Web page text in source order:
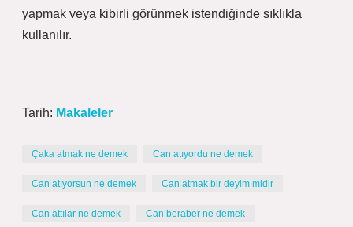
yapmak veya kibirli görünmek istendiğinde sıklıkla
kullanılır.
Tarih: Makaleler
Çaka atmak ne demek Can atıyordu ne demek
Can atıyorsun ne demek Can atmak bir deyim midir
Can attılar ne demek Can beraber ne demek